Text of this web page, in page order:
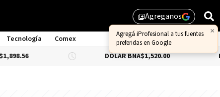
library_addAgreganos
×
Agregá iProfesional a tus fuentes
preferidas en Google
Tecnología
Comex
DÓLAR BNA$1,520.00 DÓLAR